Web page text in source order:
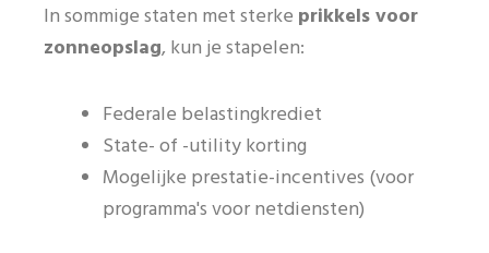
In sommige staten met sterke prikkels voor
zonneopslag, kun je stapelen:
Federale belastingkrediet
State- of -utility korting
Mogelijke prestatie-incentives (voor
programma's voor netdiensten)